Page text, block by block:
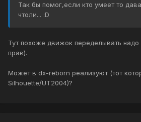
Так бы помог,если кто умеет то
чтоли... :D
Тут похоже движок переделывать надо
прав).
Может в dx-reborn реализуют (тот
Silhouette/UT2004)?